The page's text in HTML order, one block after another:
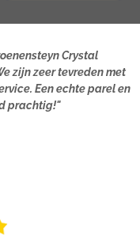
Crystal
zijn zeer tevreden met
Een echte parel en
prachtig!"